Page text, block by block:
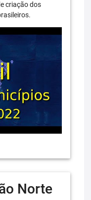
criação dos
Norte